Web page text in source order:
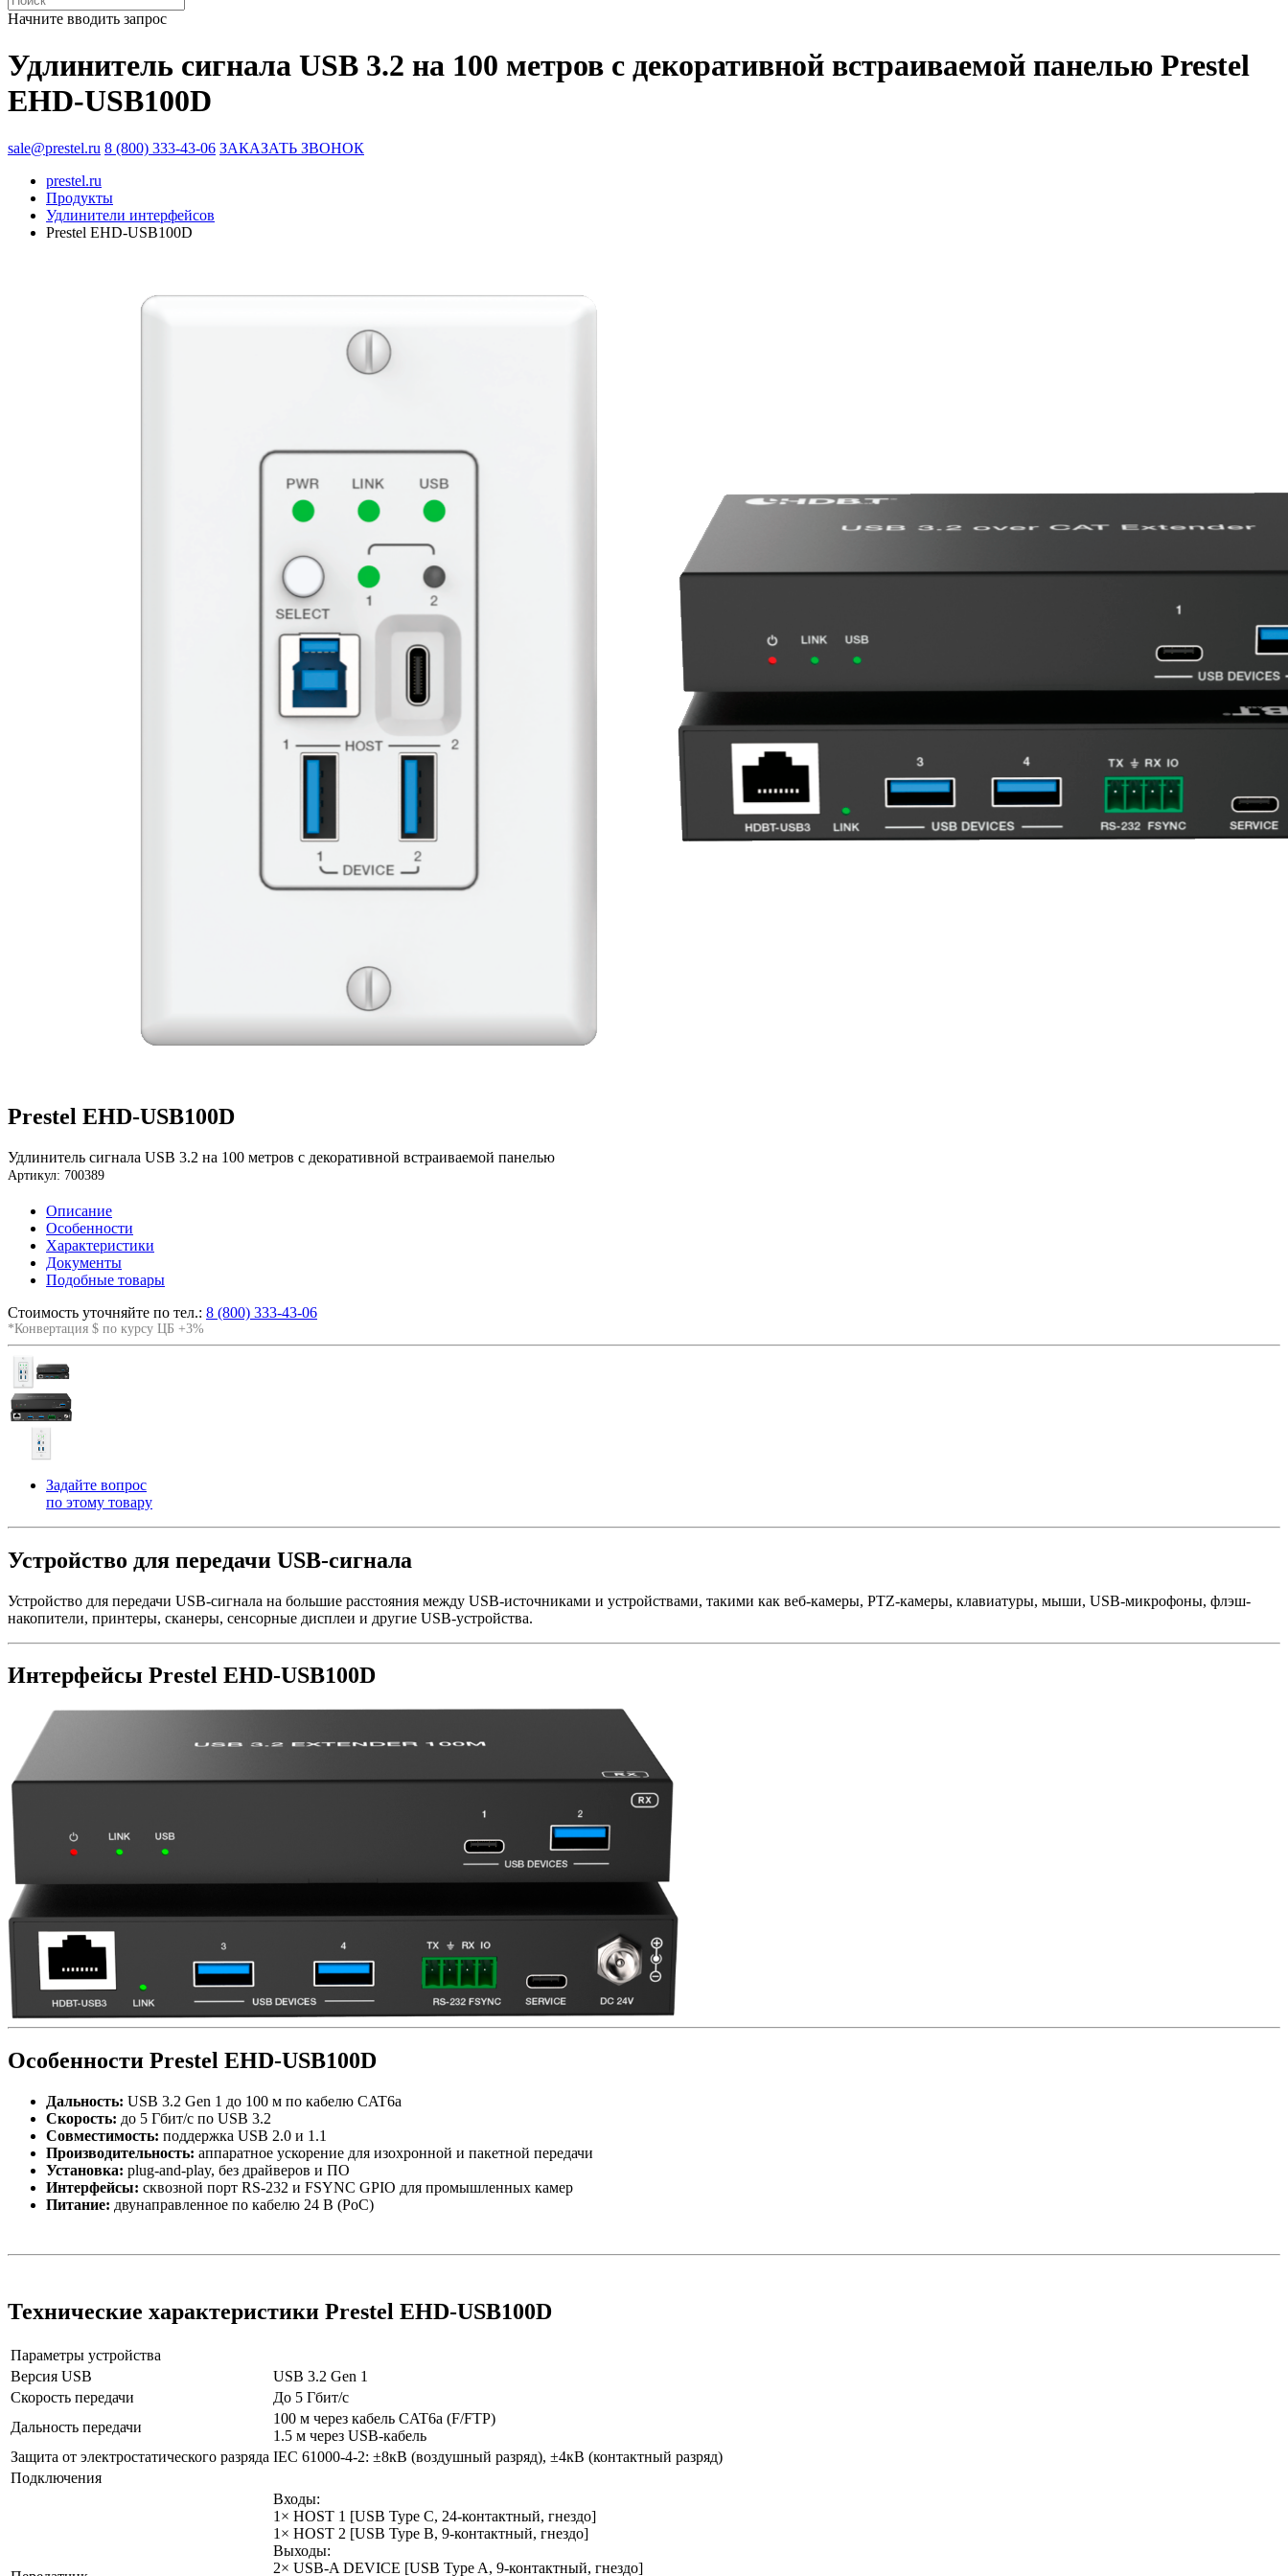
Начните вводить запрос
Удлинитель сигнала USB 3.2 на 100 метров с декоративной встраиваемой панелью Prestel
EHD-USB100D
sale@prestel.ru 8 (800) 333-43-06 ЗАКАЗАТЬ ЗВОНОК
prestel.ru
Продукты
Удлинители интерфейсов
Prestel EHD-USB100D
Prestel EHD-USB100D
Удлинитель сигнала USB 3.2 на 100 метров с декоративной встраиваемой панелью
Артикул: 700389
Описание
Особенности
Характеристики
Документы
Подобные товары
Стоимость уточняйте по тел.: 8 (800) 333-43-06
*Конвертация $ по курсу ЦБ +3%
Задайте вопрос
по этому товару
Устройство для передачи USB-сигнала
Устройство для передачи USB-сигнала на большие расстояния между USB-источниками и устройствами, такими как веб-камеры, PTZ-камеры, клавиатуры, мыши, USB-микрофоны, флэш-
накопители, принтеры, сканеры, сенсорные дисплеи и другие USB-устройства.
Интерфейсы Prestel EHD-USB100D
Особенности Prestel EHD-USB100D
Дальность: USB 3.2 Gen 1 до 100 м по кабелю CAT6a
Скорость: до 5 Гбит/с по USB 3.2
Совместимость: поддержка USB 2.0 и 1.1
Производительность: аппаратное ускорение для изохронной и пакетной передачи
Установка: plug-and-play, без драйверов и ПО
Интерфейсы: сквозной порт RS-232 и FSYNC GPIO для промышленных камер
Питание: двунаправленное по кабелю 24 В (PoC)
Технические характеристики Prestel EHD-USB100D
Параметры устройства
Версия USB
USB 3.2 Gen 1
Скорость передачи
До 5 Гбит/с
Дальность передачи
100 м через кабель CAT6a (F/FTP)
1.5 м через USB-кабель
Защита от электростатического разряда IEC 61000-4-2: ±8кВ (воздушный разряд), ±4кВ (контактный разряд)
Подключения
Входы:
1× HOST 1 [USB Type C, 24-контактный, гнездо]
1× HOST 2 [USB Type B, 9-контактный, гнездо]
Выходы:
2× USB-A DEVICE [USB Type A, 9-контактный, гнездо]